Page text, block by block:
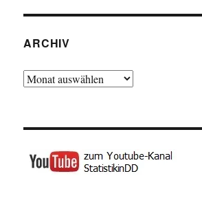
ARCHIV
Archiv